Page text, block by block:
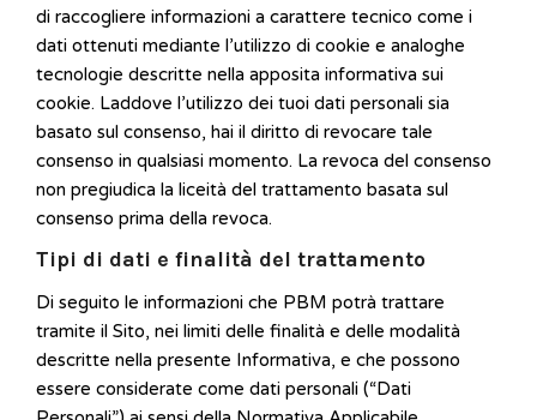
di raccogliere informazioni a carattere tecnico come i
dati ottenuti mediante l’utilizzo di cookie e analoghe
tecnologie descritte nella apposita informativa sui
cookie. Laddove l’utilizzo dei tuoi dati personali sia
basato sul consenso, hai il diritto di revocare tale
consenso in qualsiasi momento. La revoca del consenso
non pregiudica la liceità del trattamento basata sul
consenso prima della revoca.
Tipi di dati e finalità del trattamento
Di seguito le informazioni che PBM potrà trattare
tramite il Sito, nei limiti delle finalità e delle modalità
descritte nella presente Informativa, e che possono
essere considerate come dati personali (“Dati